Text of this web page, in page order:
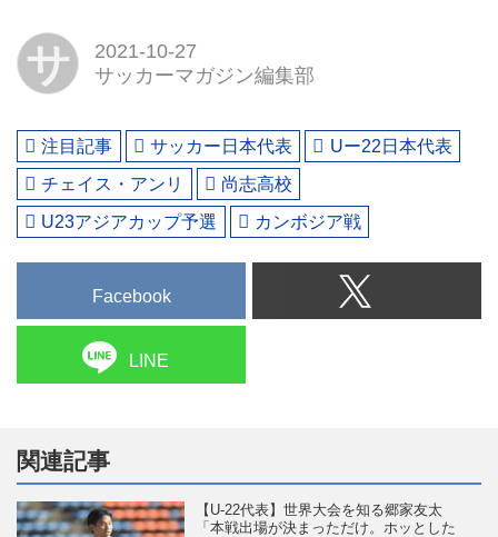
サ
2021-10-27
サッカーマガジン編集部
注目記事 サッカー日本代表
Uー22日本代表
チェイス・アンリ
尚志高校
U23アジアカップ予選
カンボジア戦
Facebook
LINE
関連記事
【U-22代表】世界大会を知る郷家友太
「本戦出場が決まっただけ。ホッとした